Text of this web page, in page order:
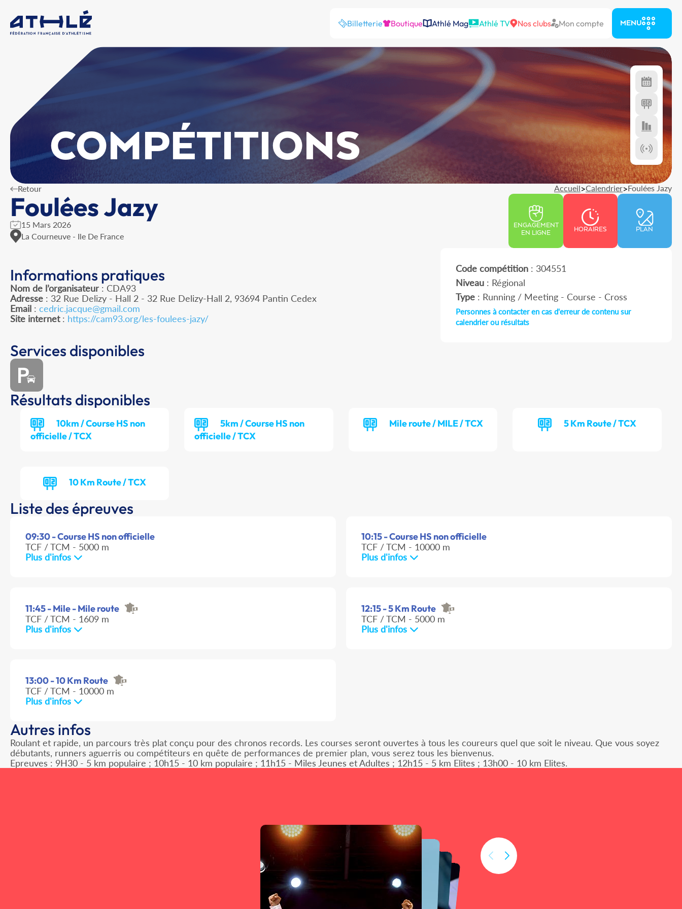
Billetterie Boutique Athlé Mag Athlé TV Nos clubs Mon compte MENU
COMPÉTITIONS
Retour Accueil>Calendrier>Foulées Jazy
Foulées Jazy
15 Mars 2026
La Courneuve - Ile De France
ENGAGEMENT
EN LIGNE
HORAIRES PLAN
Informations pratiques
Nom de l’organisateur : CDA93
Adresse : 32 Rue Delizy - Hall 2 - 32 Rue Delizy-Hall 2, 93694 Pantin Cedex
Email : cedric.jacque@gmail.com
Site internet: https://cam93.org/les-foulees-jazy/
Code compétition: 304551
Niveau: Régional
Type: Running / Meeting - Course - Cross
Personnes à contacter en cas d'erreur de contenu sur
calendrier ou résultats
Services disponibles
Résultats disponibles
10km / Course HS non
officielle / TCX
5km / Course HS non
officielle / TCX
Mile route / MILE / TCX 5 Km Route / TCX
10 Km Route / TCX
Liste des épreuves
09:30 - Course HS non officielle
TCF / TCM - 5000 m
Plus d'infos
10:15 - Course HS non officielle
TCF / TCM - 10000 m
Plus d'infos
11:45 - Mile - Mile route
TCF / TCM - 1609 m
Plus d'infos
12:15 - 5 Km Route
TCF / TCM - 5000 m
Plus d'infos
13:00 - 10 Km Route
TCF / TCM - 10000 m
Plus d'infos
Autres infos
Roulant et rapide, un parcours très plat conçu pour des chronos records. Les courses seront ouvertes à tous les coureurs quel que soit le niveau. Que vous soyez
débutants, runners aguerris ou compétiteurs en quête de performances de premier plan, vous serez tous les bienvenus.
Epreuves : 9H30 - 5 km populaire ; 10h15 - 10 km populaire ; 11h15 - Miles Jeunes et Adultes ; 12h15 - 5 km Elites ; 13h00 - 10 km Elites.